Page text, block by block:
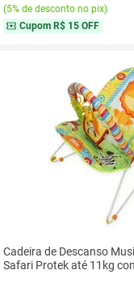
(5% de desconto no pix)
Cupom R$ 15 OFF
Cadeira de Descanso
Safari Protek até 11kg